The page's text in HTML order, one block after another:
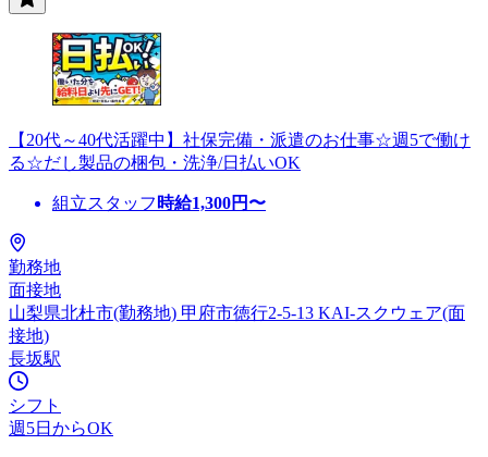
【20代～40代活躍中】社保完備・派遣のお仕事☆週5で働け
る☆だし製品の梱包・洗浄/日払いOK
組立スタッフ 時給1,300円〜
勤務地
面接地
山梨県北杜市(勤務地) 甲府市徳行2-5-13 KAI-スクウェア(面
接地)
長坂駅
シフト
週5日からOK